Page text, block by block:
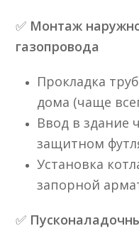
✅ Монтаж
газопровода
Прокладка
дома (чаще
Ввод в здание
защитном
Установка
запорной
✅